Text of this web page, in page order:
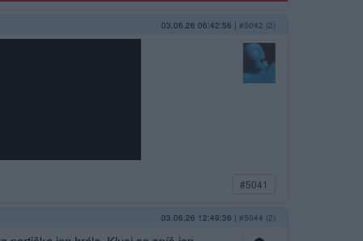
03.06.26 06:42:56 | #5042 (2)
#5041
03.06.26 12:49:36 | #5044 (2)